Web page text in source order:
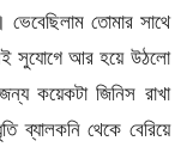
তোমার সাথে
সুযোগে আর হয়ে উঠলো
কয়েকটা জিনিস রাখা
ব্যালকনি থেকে বেরিয়ে